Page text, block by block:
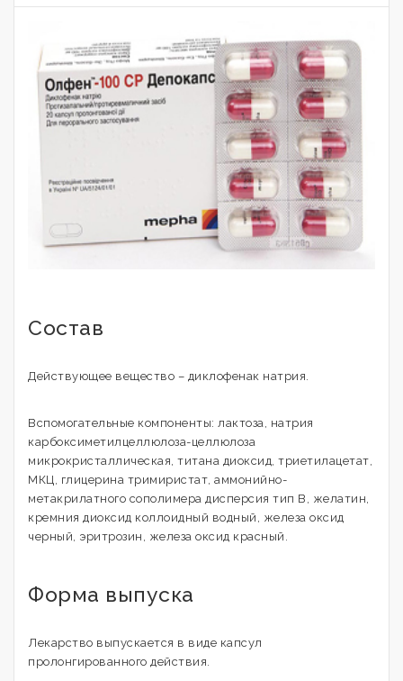
Состав
Действующее вещество – диклофенак натрия.
Вспомогательные компоненты: лактоза, натрия
карбоксиметилцеллюлоза-целлюлоза
микрокристаллическая, титана диоксид, триетилацетат,
МКЦ, глицерина тримиристат, аммонийно-
метакрилатного сополимера дисперсия тип В, желатин,
кремния диоксид коллоидный водный, железа оксид
черный, эритрозин, железа оксид красный.
Форма выпуска
Лекарство выпускается в виде капсул
пролонгированного действия.